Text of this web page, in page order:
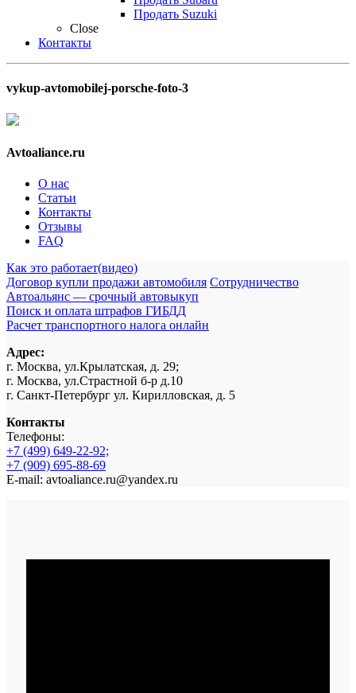
Продать Suzuki
Close
Контакты
vykup-avtomobilej-porsche-foto-3
Avtoaliance.ru
О нас
Статьи
Контакты
Отзывы
FAQ
Как это работает(видео)
Договор купли продажи автомобиля Сотрудничество
Автоальянс — срочный автовыкуп
Поиск и оплата штрафов ГИБДД
Расчет транспортного налога онлайн
Адрес:
г. Москва, ул.Крылатская, д. 29;
г. Москва, ул.Страстной б-р д.10
г. Санкт-Петербург ул. Кирилловская, д. 5
Контакты
Телефоны:
+7 (499) 649-22-92;
+7 (909) 695-88-69
E-mail: avtoaliance.ru@yandex.ru